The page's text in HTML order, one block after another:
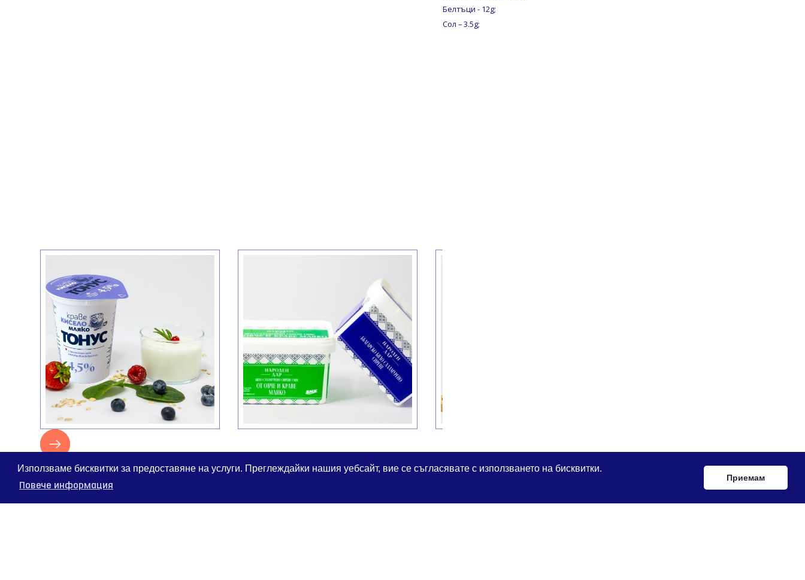
Използваме бисквитки за предоставяне на услуги. Преглеждайки нашия уебсайт, вие се съгласявате с използването на бисквитки.
Повече информация
Приемам
Белтъци - 12g;
Сол – 3.5g;
НАМЕРИ НИ В ИНСТАГРАМ!
@BMK.DAIRY.PRODUCTS